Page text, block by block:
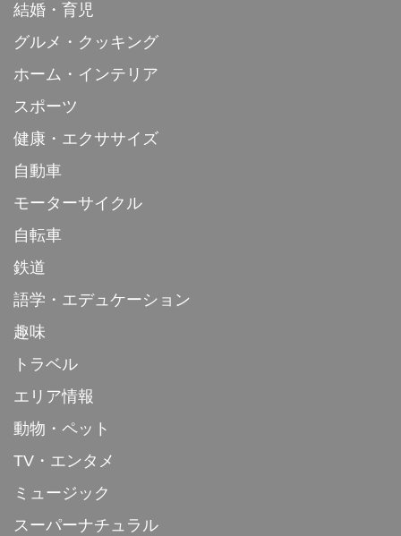
結婚・育児
グルメ・クッキング
ホーム・インテリア
スポーツ
健康・エクササイズ
自動車
モーターサイクル
自転車
鉄道
語学・エデュケーション
趣味
トラベル
エリア情報
動物・ペット
TV・エンタメ
ミュージック
スーパーナチュラル